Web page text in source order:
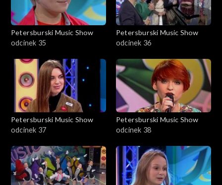
Petersburski Music Show
odcinek 35
Petersburski Music Show
odcinek 36
Petersburski Music Show
odcinek 37
Petersburski Music Show
odcinek 38